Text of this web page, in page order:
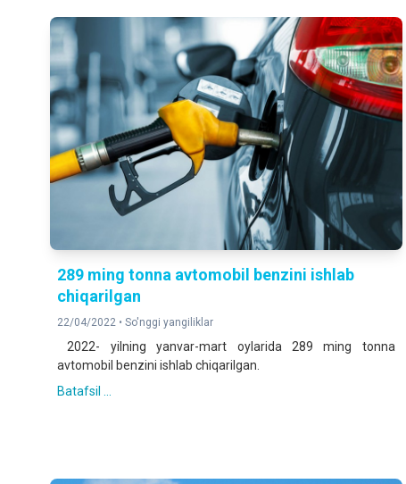
289 ming tonna avtomobil benzini ishlab
chiqarilgan
22/04/2022 • So'nggi yangiliklar
2022- yilning yanvar-mart oylarida 289 ming tonna
avtomobil benzini ishlab chiqarilgan.
Batafsil ...